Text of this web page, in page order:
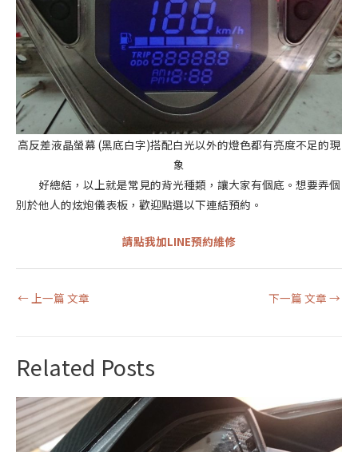
高反差液晶螢幕 (黑底白字)搭配白光以外的燈色都有亮度不足的現
象
好總結，以上就是常見的背光種類，讓大家有個底。想要弄個
別於他人的炫炮儀表板，歡迎點選以下連結預約。
請點我加LINE預約維修
← 上一篇 文章 下一篇 文章 →
Related Posts